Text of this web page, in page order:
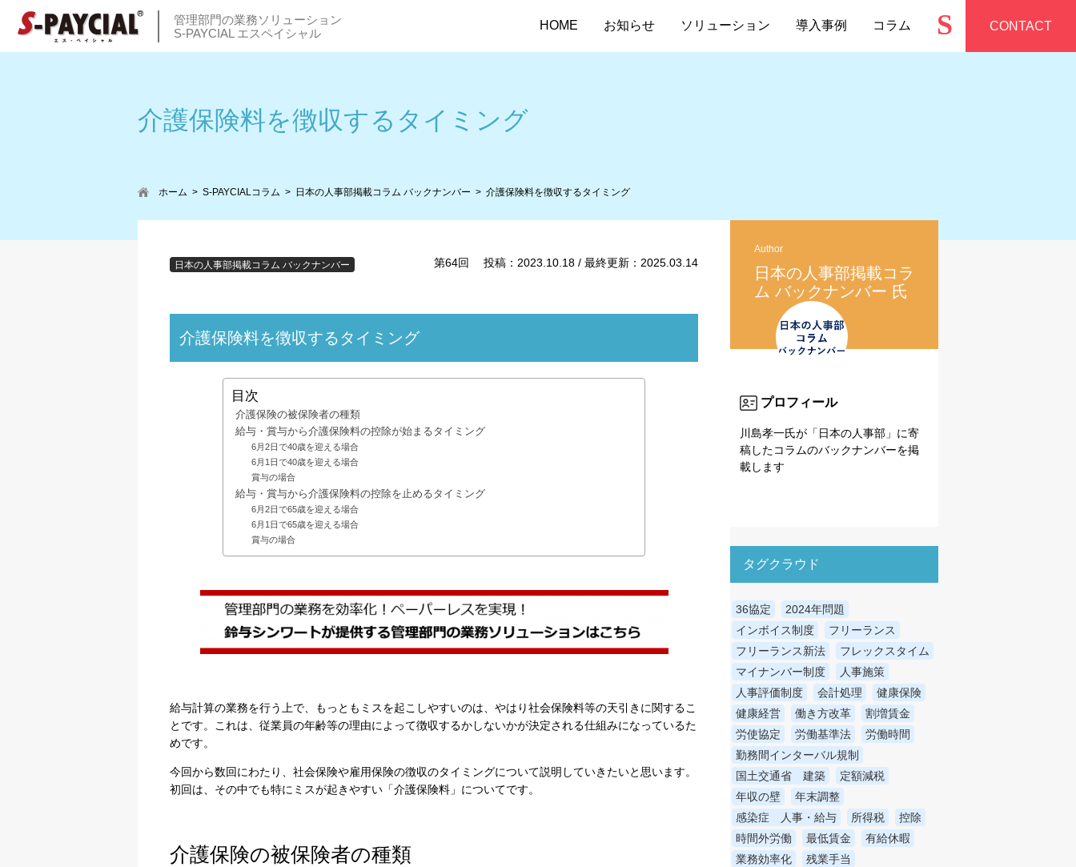
管理部門の業務ソリューション
S-PAYCIAL エスペイシャル
HOME お知らせ ソリューション 導入事例 コラム S CONTACT
介護保険料を徴収するタイミング
ホーム S-PAYCIALコラム 日本の人事部掲載コラム バックナンバー 介護保険料を徴収するタイミング
日本の人事部掲載コラム バックナンバー 第64回 投稿：2023.10.18 / 最終更新：2025.03.14
介護保険料を徴収するタイミング
目次
介護保険の被保険者の種類
給与・賞与から介護保険料の控除が始まるタイミング
6月2日で40歳を迎える場合
6月1日で40歳を迎える場合
賞与の場合
給与・賞与から介護保険料の控除を止めるタイミング
6月2日で65歳を迎える場合
6月1日で65歳を迎える場合
賞与の場合
給与計算の業務を行う上で、もっともミスを起こしやすいのは、やはり社会保険料等の天引きに関するこ
とです。これは、従業員の年齢等の理由によって徴収するかしないかが決定される仕組みになっているた
めです。
今回から数回にわたり、社会保険や雇用保険の徴収のタイミングについて説明していきたいと思います。
初回は、その中でも特にミスが起きやすい「介護保険料」についてです。
介護保険の被保険者の種類
Author
日本の人事部掲載コラ
ム バックナンバー 氏
プロフィール
川島孝一氏が「日本の人事部」に寄
稿したコラムのバックナンバーを掲
載します
タグクラウド
36協定
2024年問題
インボイス制度
フリーランス
フリーランス新法
フレックスタイム
マイナンバー制度
人事施策
人事評価制度
会計処理
健康保険
健康経営
働き方改革
割増賃金
労使協定
労働基準法
労働時間
勤務間インターバル規制
国土交通省 建築
定額減税
年収の壁
年末調整
感染症 人事・給与
所得税
控除
時間外労働
最低賃金
有給休暇
業務効率化
残業手当